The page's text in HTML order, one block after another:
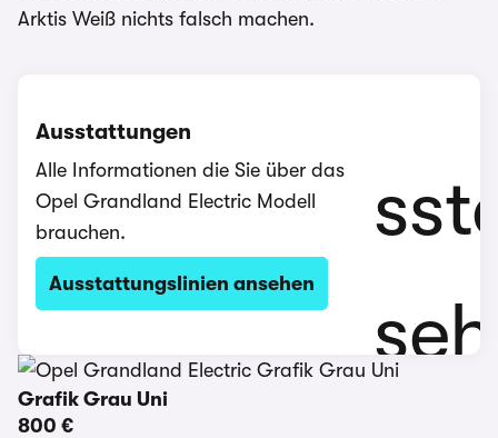
Arktis Weiß nichts falsch machen.
Ausstattungen
Alle Informationen die Sie über das
Opel Grandland Electric Modell
brauchen.
Ausstattungslinien ansehen
Grafik Grau Uni
800 €